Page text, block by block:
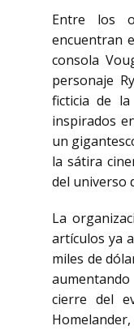
Entre los
encuentran
consola
personaje
ficticia de
inspirados
un
la sátira
del universo
La
artículos ya
miles de
cierre del